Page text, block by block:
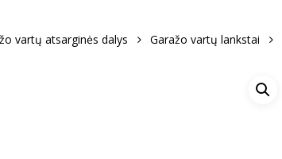
vartų atsarginės dalys Garažo vartų lankstai